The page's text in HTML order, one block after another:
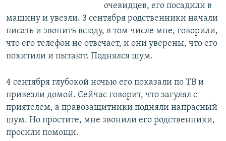
очевидцев, его посадили в
машину и увезли. 3 сентября родственники начали
писать и звонить всюду, в том числе мне, говорили,
что его телефон не отвечает, и они уверены, что его
похитили и пытают. Поднялся шум.
4 сентября глубокой ночью его показали по ТВ и
привезли домой. Сейчас говорит, что загулял с
приятелем, а правозащитники подняли напрасный
шум. Но простите, мне звонили его родственники,
просили помощи.